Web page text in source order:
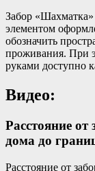
Забор
элементом
обозначить
проживания. При
руками доступно
Видео:
Расстояние от
дома до
Расстояние от